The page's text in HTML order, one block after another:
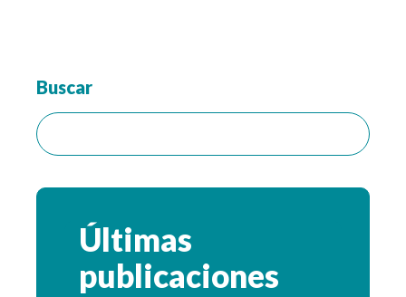
Buscar
Buscar:
Últimas
publicaciones